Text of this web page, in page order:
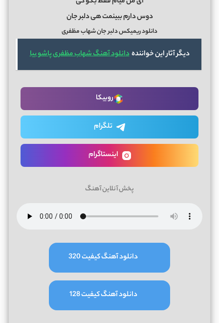
دوس دارم ببینمت هی دلبر جان
دانلود ریمیکس دلبر جان شهاب مظفری
دیگر آثار این خوانندهدانلود آهنگ شهاب مظفری پاشو بیا
روبیکا
تلگرام
اینستاگرام
پخش آنلاین آهنگ
دانلود آهنگ کیفیت 320
دانلود آهنگ کیفیت 128